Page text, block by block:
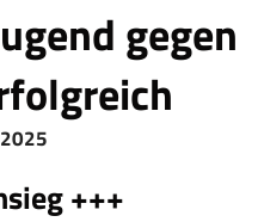
gegen
+++